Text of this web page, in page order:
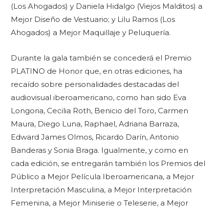
(Los Ahogados) y Daniela Hidalgo (Viejos Malditos) a
Mejor Diseño de Vestuario; y Lilu Ramos (Los
Ahogados) a Mejor Maquillaje y Peluquería.
Durante la gala también se concederá el Premio
PLATINO de Honor que, en otras ediciones, ha
recaído sobre personalidades destacadas del
audiovisual iberoamericano, como han sido Eva
Longoria, Cecilia Roth, Benicio del Toro, Carmen
Maura, Diego Luna, Raphael, Adriana Barraza,
Edward James Olmos, Ricardo Darín, Antonio
Banderas y Sonia Braga. Igualmente, y como en
cada edición, se entregarán también los Premios del
Público a Mejor Película Iberoamericana, a Mejor
Interpretación Masculina, a Mejor Interpretación
Femenina, a Mejor Miniserie o Teleserie, a Mejor